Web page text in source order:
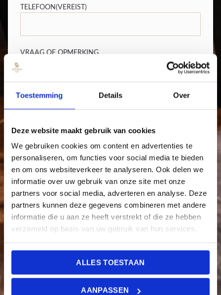
Toestemming Details Over
Deze website maakt gebruik van cookies
We gebruiken cookies om content en advertenties te
personaliseren, om functies voor social media te bieden
en om ons websiteverkeer te analyseren. Ook delen we
informatie over uw gebruik van onze site met onze
partners voor social media, adverteren en analyse. Deze
partners kunnen deze gegevens combineren met andere
informatie die u aan ze heeft verstrekt of die ze hebben
verzameld op basis van uw gebruik van hun services.
ALLES TOESTAAN
AANPASSEN
TELEFOON(VEREIST)
VRAAG OF OPMERKING
CAPTCHA